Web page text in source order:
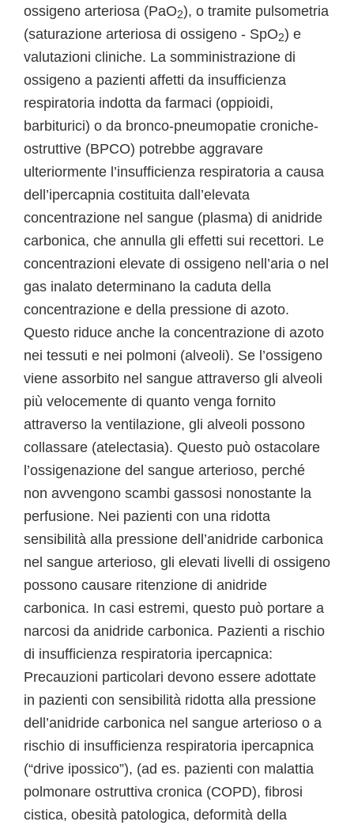
ossigeno arteriosa (PaO2), o tramite pulsometria
(saturazione arteriosa di ossigeno - SpO2) e
valutazioni cliniche. La somministrazione di
ossigeno a pazienti affetti da insufficienza
respiratoria indotta da farmaci (oppioidi,
barbiturici) o da bronco-pneumopatie croniche-
ostruttive (BPCO) potrebbe aggravare
ulteriormente l’insufficienza respiratoria a causa
dell’ipercapnia costituita dall’elevata
concentrazione nel sangue (plasma) di anidride
carbonica, che annulla gli effetti sui recettori. Le
concentrazioni elevate di ossigeno nell’aria o nel
gas inalato determinano la caduta della
concentrazione e della pressione di azoto.
Questo riduce anche la concentrazione di azoto
nei tessuti e nei polmoni (alveoli). Se l’ossigeno
viene assorbito nel sangue attraverso gli alveoli
più velocemente di quanto venga fornito
attraverso la ventilazione, gli alveoli possono
collassare (atelectasia). Questo può ostacolare
l’ossigenazione del sangue arterioso, perché
non avvengono scambi gassosi nonostante la
perfusione. Nei pazienti con una ridotta
sensibilità alla pressione dell’anidride carbonica
nel sangue arterioso, gli elevati livelli di ossigeno
possono causare ritenzione di anidride
carbonica. In casi estremi, questo può portare a
narcosi da anidride carbonica. Pazienti a rischio
di insufficienza respiratoria ipercapnica:
Precauzioni particolari devono essere adottate
in pazienti con sensibilità ridotta alla pressione
dell’anidride carbonica nel sangue arterioso o a
rischio di insufficienza respiratoria ipercapnica
(“drive ipossico”), (ad es. pazienti con malattia
polmonare ostruttiva cronica (COPD), fibrosi
cistica, obesità patologica, deformità della